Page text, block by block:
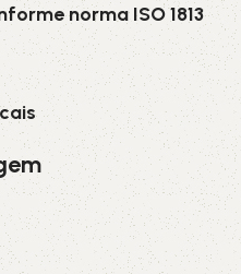
norma ISO 1813